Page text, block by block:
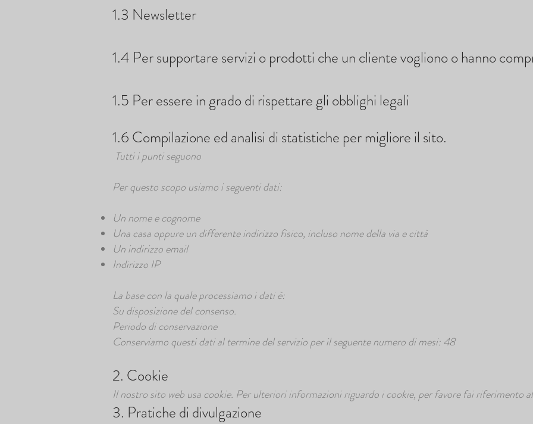
1.3 Newsletter
1.4 Per supportare servizi o prodotti che un cliente vogliono o hanno
1.5 Per essere in grado di rispettare gli obblighi legali
1.6 Compilazione ed analisi di statistiche per migliore il sito.
Tutti i punti seguono
Per questo scopo usiamo i seguenti dati:
Un nome e cognome
Una casa oppure un differente indirizzo fisico, incluso nome della via e città
Un indirizzo email
Indirizzo IP
La base con la quale processiamo i dati è:
Su disposizione del consenso.
Periodo di conservazione
Conserviamo questi dati al termine del servizio per il seguente numero di mesi: 48
2. Cookie
Il nostro sito web usa cookie. Per ulteriori informazioni riguardo i cookie, per favore fai riferimento
3. Pratiche di divulgazione